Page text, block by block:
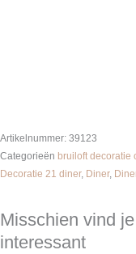
Artikelnummer: 39123
Categorieën bruiloft decoratie
Decoratie 21 diner, Diner,
Misschien vind
interessant